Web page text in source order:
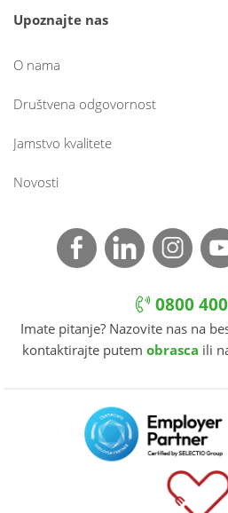
Upoznajte nas
O nama
Društvena odgovornost
Jamstvo kvalitete
Novosti
0800
Imate pitanje? Nazovite nas na
kontaktirajte putem obrasca ili